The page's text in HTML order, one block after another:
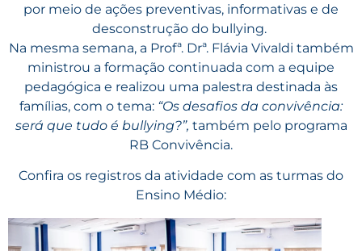
por meio de ações preventivas, informativas e de
desconstrução do bullying.
Na mesma semana, a Profª. Drª. Flávia Vivaldi também
ministrou a formação continuada com a equipe
pedagógica e realizou uma palestra destinada às
famílias, com o tema: “Os desafios da convivência:
será que tudo é bullying?”, também pelo programa
RB Convivência.
Confira os registros da atividade com as turmas do
Ensino Médio: